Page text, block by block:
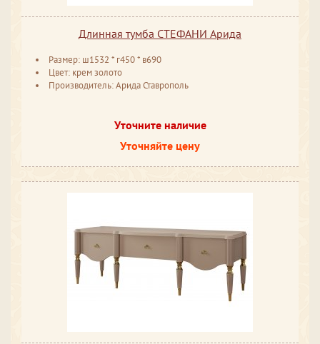
Длинная тумба СТЕФАНИ Арида
Размер: ш1532 * г450 * в690
Цвет: крем золото
Производитель: Арида Ставрополь
Уточните наличие
Уточняйте цену